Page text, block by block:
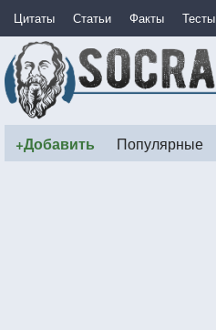
Цитаты Статьи Факты Тесты
+Добавить Популярные